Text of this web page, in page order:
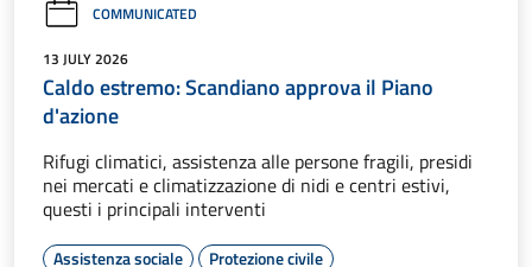
COMMUNICATED
13 JULY 2026
Caldo estremo: Scandiano approva il Piano
d'azione
Rifugi climatici, assistenza alle persone fragili, presidi
nei mercati e climatizzazione di nidi e centri estivi,
questi i principali interventi
Assistenza sociale Protezione civile